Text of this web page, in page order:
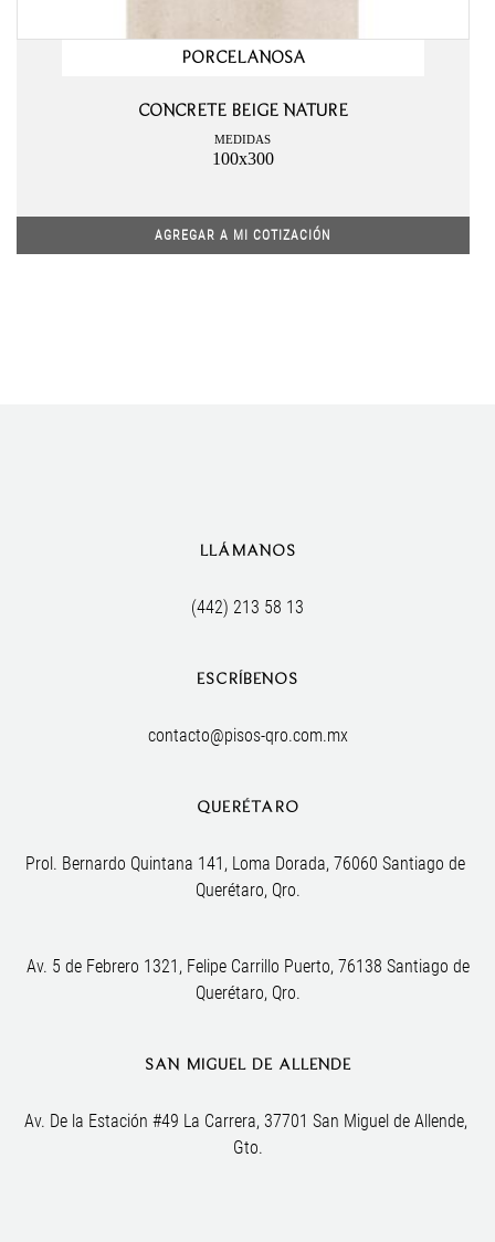
PORCELANOSA
CONCRETE BEIGE NATURE
MEDIDAS
100x300
AGREGAR A MI COTIZACIÓN
LLÁMANOS
(442) 213 58 13
ESCRÍBENOS
contacto@pisos-qro.com.mx
QUERÉTARO
Prol. Bernardo Quintana 141, Loma Dorada, 76060 Santiago de
Querétaro, Qro.
Av. 5 de Febrero 1321, Felipe Carrillo Puerto, 76138 Santiago de
Querétaro, Qro.
SAN MIGUEL DE ALLENDE
Av. De la Estación #49 La Carrera, 37701 San Miguel de Allende,
Gto.